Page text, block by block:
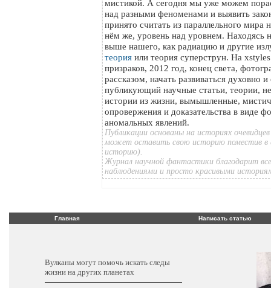
мистикой. А сегодня мы уже можем
над разными феноменами и выявить
принято считать из параллельного мира
нём же, уровень над уровнем. Находясь
выше нашего, как радиацию и другие
теория или теория суперструн. На
призраков, 2012 год, конец света,
рассказом, начать развиваться духовно
публикующий научные статьи, теории,
истории из жизни, вымышленные,
опровержения и доказательства в виде
аномальных явлений.
Публикации основаны на историях
может оставить свою историю поместив в
историю).
Журнал научной фантастики благодарит
наблюдениями и просто красивыми
Главная Написать статью
Вулканы могут помочь искать следы
жизни на других планетах